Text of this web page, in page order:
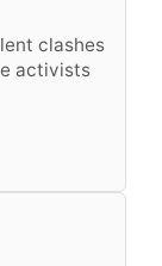
clashes
activists